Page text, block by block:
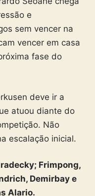
e
sem vencer na
vencer em casa
fase do
deve ir a
atuou diante do
Não
escalação inicial.
Frimpong,
Demirbay e
Alario.